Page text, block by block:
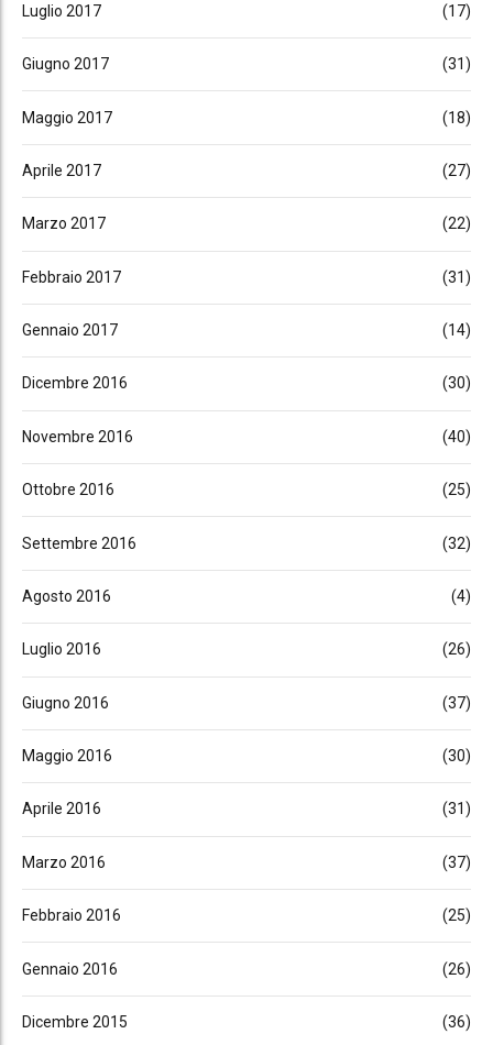
Luglio 2017 (17)
Giugno 2017 (31)
Maggio 2017 (18)
Aprile 2017 (27)
Marzo 2017 (22)
Febbraio 2017 (31)
Gennaio 2017 (14)
Dicembre 2016 (30)
Novembre 2016 (40)
Ottobre 2016 (25)
Settembre 2016 (32)
Agosto 2016 (4)
Luglio 2016 (26)
Giugno 2016 (37)
Maggio 2016 (30)
Aprile 2016 (31)
Marzo 2016 (37)
Febbraio 2016 (25)
Gennaio 2016 (26)
Dicembre 2015 (36)